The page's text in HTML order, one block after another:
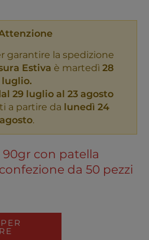
garantire la spedizione
Estiva è martedì 28
luglio.
29 luglio al 23 agosto
a partire da lunedì 24
agosto.
con patella
da 50 pezzi